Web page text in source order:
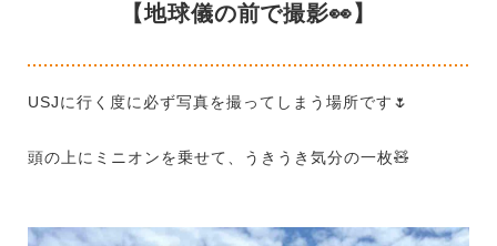
【地球儀の前で撮影👀】
USJに行く度に必ず写真を撮ってしまう場所です 🌷
頭の上にミニオンを乗せて、うきうき気分の一枚🧸